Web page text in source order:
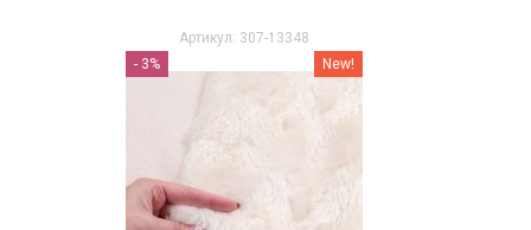
Артикул: 307-13348
- 3%
New!